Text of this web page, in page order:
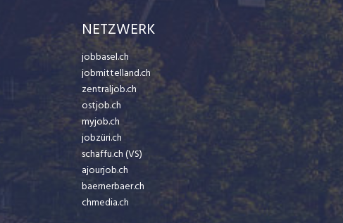
NETZWERK
jobbasel.ch
jobmittelland.ch
zentraljob.ch
ostjob.ch
myjob.ch
jobzüri.ch
schaffu.ch (VS)
ajourjob.ch
baernerbaer.ch
chmedia.ch